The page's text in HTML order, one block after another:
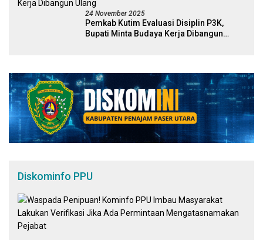
24 November 2025
Pemkab Kutim Evaluasi Disiplin P3K,
Bupati Minta Budaya Kerja Dibangun
Diskominfo PPU